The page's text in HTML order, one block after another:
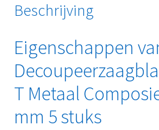
Beschrijving
Eigenschappen
T Metaal
mm 5 stuks